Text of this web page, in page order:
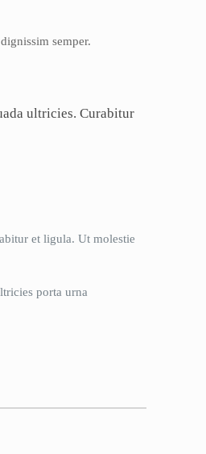
semper.
ultricies. Curabitur
et ligula. Ut molestie
porta urna